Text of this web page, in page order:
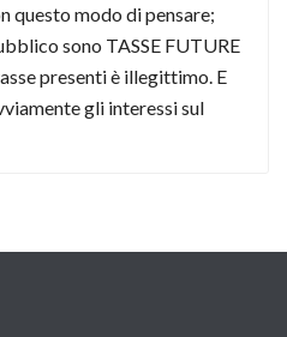
questo modo di pensare;
sono TASSE FUTURE
presenti è illegittimo. E
gli interessi sul